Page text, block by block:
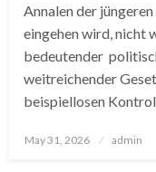
Annalen der
eingehen wird, nicht
bedeutender
weitreichender
beispiellosen
Posted
May 31, 2026 admin